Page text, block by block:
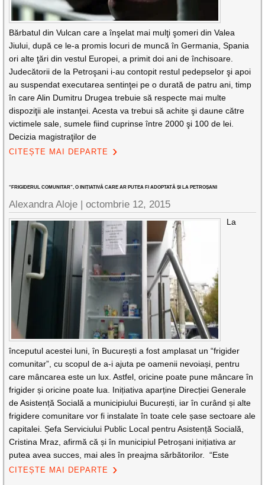
Bărbatul din Vulcan care a înşelat mai mulţi şomeri din Valea
Jiului, după ce le-a promis locuri de muncă în Germania, Spania
ori alte ţări din vestul Europei, a primit doi ani de închisoare.
Judecătorii de la Petroşani i-au contopit restul pedepselor şi apoi
au suspendat executarea sentinţei pe o durată de patru ani, timp
în care Alin Dumitru Drugea trebuie să respecte mai multe
dispoziţii ale instanţei. Acesta va trebui să achite şi daune către
victimele sale, sumele fiind cuprinse între 2000 şi 100 de lei.
Decizia magistraţilor de
CITEȘTE MAI DEPARTE
“FRIGIDERUL COMUNITAR”, O INIȚIATIVĂ CARE AR PUTEA FI ADOPTATĂ ȘI LA PETROȘANI
Alexandra Aloje |octombrie 12, 2015
La
începutul acestei luni, în București a fost amplasat un “frigider
comunitar”, cu scopul de a-i ajuta pe oamenii nevoiași, pentru
care mâncarea este un lux. Astfel, oricine poate pune mâncare în
frigider și oricine poate lua. Inițiativa aparține Direcției Generale
de Asistență Socială a municipiului București, iar în curând și alte
frigidere comunitare vor fi instalate în toate cele șase sectoare ale
capitalei. Șefa Serviciului Public Local pentru Asistență Socială,
Cristina Mraz, afirmă că și în municipiul Petroșani inițiativa ar
putea avea succes, mai ales în preajma sărbătorilor. “Este
CITEȘTE MAI DEPARTE